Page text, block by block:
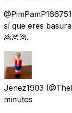
sí que eres
💩💩💩.
Jenez1903
minutos